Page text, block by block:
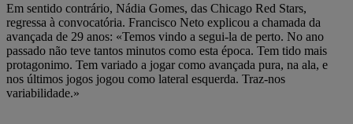
Em sentido contrário, Nádia Gomes, das Chicago Red Stars,
regressa à convocatória. Francisco Neto explicou a chamada da
avançada de 29 anos: «Temos vindo a segui-la de perto. No ano
passado não teve tantos minutos como esta época. Tem tido mais
protagonimo. Tem variado a jogar como avançada pura, na ala, e
nos últimos jogos jogou como lateral esquerda. Traz-nos
variabilidade.»